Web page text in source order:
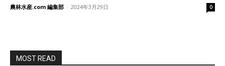
農林水産.com 編集部 - 2024年3月29日 0
MOST READ